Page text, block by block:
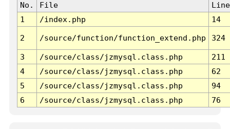
No. File
Line
1
/index.php 14
2 /source/function/function_extend.php 324
3 /source/class/jzmysql.class.php
211
4
/source/class/jzmysql.class.php
62
5
/source/class/jzmysql.class.php
94
6
/source/class/jzmysql.class.php 76